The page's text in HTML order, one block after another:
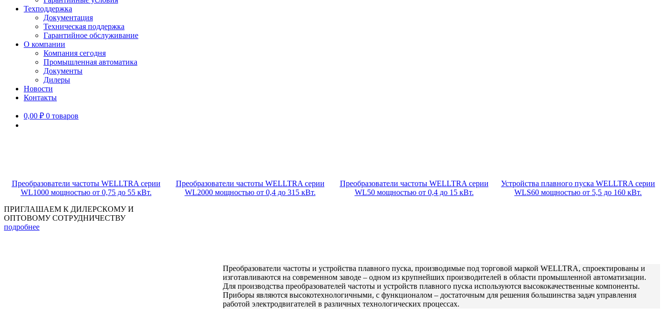
Техподдержка
Документация
Техническая поддержка
Гарантийное обслуживание
О компании
Компания сегодня
Промышленная автоматика
Документы
Дилеры
Новости
Контакты
0,00 ₽ 0 товаров
Преобразователи частоты WELLTRA серии
WL1000 мощностью от 0,75 до 55 кВт.
Преобразователи частоты WELLTRA серии
WL2000 мощностью от 0,4 до 315 кВт.
Преобразователи частоты WELLTRA серии
WL50 мощностью от 0,4 до 15 кВт.
Устройства плавного пуска WELLTRA серии
WLS60 мощностью от 5,5 до 160 кВт.
ПРИГЛАШАЕМ К ДИЛЕРСКОМУ И
ОПТОВОМУ СОТРУДНИЧЕСТВУ
подробнее
Преобразователи частоты и устройства плавного пуска, производимые под торговой маркой WELLTRA, спроектированы и
изготавливаются на современном заводе – одном из крупнейших производителей в области промышленной автоматизации.
Для производства преобразователей частоты и устройств плавного пуска используются высококачественные компоненты.
Приборы являются высокотехнологичными, с функционалом – достаточным для решения большинства задач управления
работой электродвигателей в различных технологических процессах.